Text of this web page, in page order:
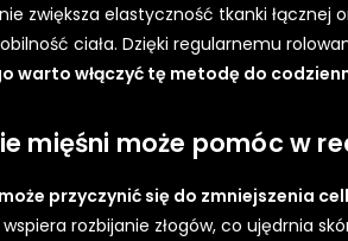
zwiększa elastyczność tkanki
ciała. Dzięki regularnemu
warto włączyć tę metodę do
mięśni może pomóc w
przyczynić się do zmniejszenia
rozbijanie złogów, co ujędrnia